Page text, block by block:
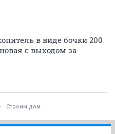
в виде бочки 200
с выходом за
Строим дом